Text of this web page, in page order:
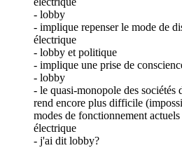
- lobby
- implique repenser le mode de
électrique
- lobby et politique
- implique une prise de
- lobby
- le quasi-monopole des sociétés
rend encore plus difficile
modes de fonctionnement
électrique
- j'ai dit lobby?